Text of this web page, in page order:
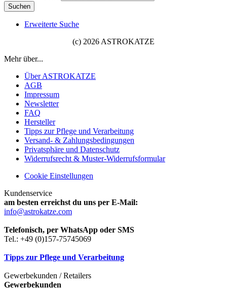
Suchen
Erweiterte Suche
(c) 2026 ASTROKATZE
Mehr über...
Über ASTROKATZE
AGB
Impressum
Newsletter
FAQ
Hersteller
Tipps zur Pflege und Verarbeitung
Versand- & Zahlungsbedingungen
Privatsphäre und Datenschutz
Widerrufsrecht & Muster-Widerrufsformular
Cookie Einstellungen
Kundenservice
am besten erreichst du uns per E-Mail:
info@astrokatze.com
Telefonisch, per WhatsApp oder SMS
Tel.: +49 (0)157-75745069
Tipps zur Pflege und Verarbeitung
Gewerbekunden / Retailers
Gewerbekunden